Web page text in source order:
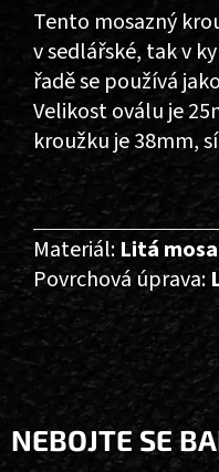
Tento mosazný
v sedlářské, tak v
řadě se používá
Velikost oválu je
kroužku je 38mm,
Materiál: Litá
Povrchová úprava:
A
T NEBOJTE SE